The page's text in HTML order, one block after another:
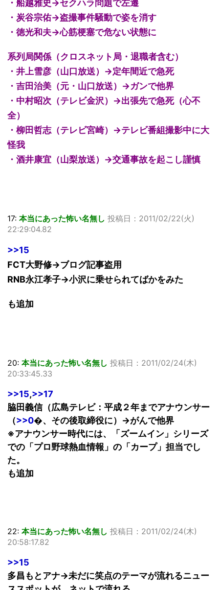
・船越雅史→セクハラ問題で左遷
・炭谷宗佑→盗撮事件騒動で姿を消す
・徳光和夫→心筋梗塞で危ない状態に
系列局関係（クロスネット局・退職者含む）
・井上雪彦（山口放送）→定年間近で急死
・吉田治美（元・山口放送）→ガンで他界
・中村昭次（テレビ金沢）→出張先で急死（心不
全）
・柳田哲志（テレビ宮崎）→テレビ番組撮影中に大
怪我
・酒井康宜（山梨放送）→交通事故を起こし謹慎
17: 本当にあった怖い名無し 投稿日：2011/02/22(火)
22:29:04.82
>>15
FCT大野修→ブログ記事盗用
RNB永江孝子→小沢に乗せられてばかをみた
も追加
20: 本当にあった怖い名無し 投稿日：2011/02/24(木)
20:33:45.33
>>15,>>17
脇田義信（広島テレビ：平成２年までアナウンサー
（>>0�、その後取締役に）→がんで他界
※アナウンサー時代には、「ズームイン」シリーズ
での「プロ野球熱血情報」の「カープ」担当でし
た。
も追加
22: 本当にあった怖い名無し 投稿日：2011/02/24(木)
20:58:17.82
>>15
多昌もとアナ→未だに笑点のテーマが流れるニュー